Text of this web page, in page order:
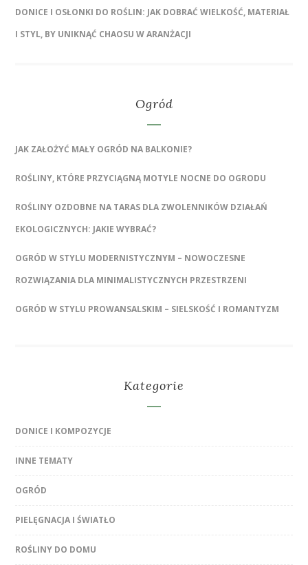
DONICE I OSŁONKI DO ROŚLIN: JAK DOBRAĆ WIELKOŚĆ, MATERIAŁ
I STYL, BY UNIKNĄĆ CHAOSU W ARANŻACJI
Ogród
JAK ZAŁOŻYĆ MAŁY OGRÓD NA BALKONIE?
ROŚLINY, KTÓRE PRZYCIĄGNĄ MOTYLE NOCNE DO OGRODU
ROŚLINY OZDOBNE NA TARAS DLA ZWOLENNIKÓW DZIAŁAŃ
EKOLOGICZNYCH: JAKIE WYBRAĆ?
OGRÓD W STYLU MODERNISTYCZNYM – NOWOCZESNE
ROZWIĄZANIA DLA MINIMALISTYCZNYCH PRZESTRZENI
OGRÓD W STYLU PROWANSALSKIM – SIELSKOŚĆ I ROMANTYZM
Kategorie
DONICE I KOMPOZYCJE
INNE TEMATY
OGRÓD
PIELĘGNACJA I ŚWIATŁO
ROŚLINY DO DOMU